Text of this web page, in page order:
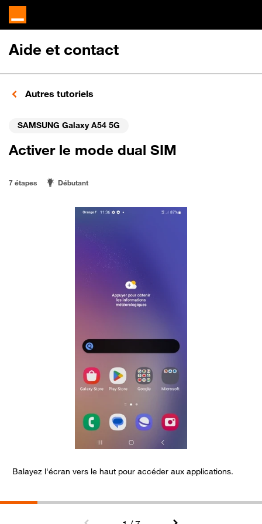
Aide et contact
Autres tutoriels
SAMSUNG Galaxy A54 5G
Activer le mode dual SIM
7 étapes Débutant
Balayez l'écran vers le haut pour accéder aux applications.